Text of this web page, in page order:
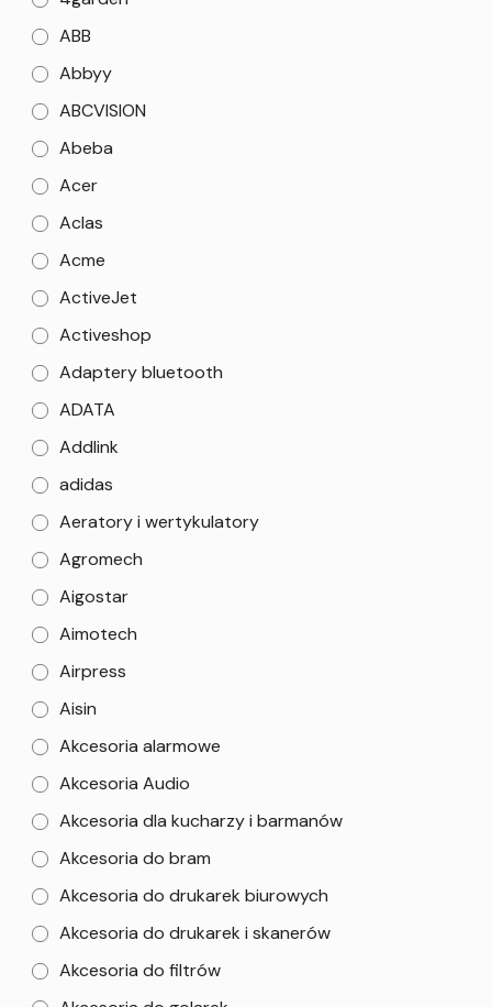
ABB
Abbyy
ABCVISION
Abeba
Acer
Aclas
Acme
ActiveJet
Activeshop
Adaptery bluetooth
ADATA
Addlink
adidas
Aeratory i wertykulatory
Agromech
Aigostar
Aimotech
Airpress
Aisin
Akcesoria alarmowe
Akcesoria Audio
Akcesoria dla kucharzy i barmanów
Akcesoria do bram
Akcesoria do drukarek biurowych
Akcesoria do drukarek i skanerów
Akcesoria do filtrów